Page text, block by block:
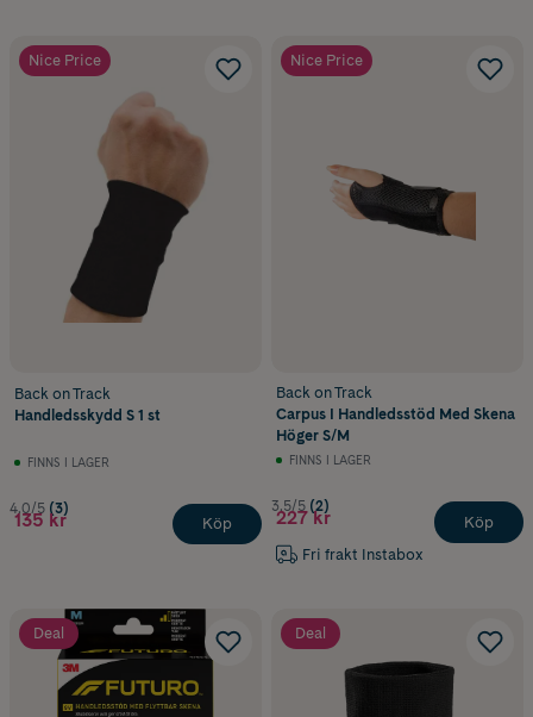
Nice Price
Back on Track
Handledsskydd S 1 st
FINNS I LAGER
4.0/5 (3)
135 kr Köp
Nice Price
Back on Track
Carpus I Handledsstöd Med Skena
Höger S/M
FINNS I LAGER
3.5/5 (2)
227 kr
Fri frakt Instabox
Köp
Deal Deal